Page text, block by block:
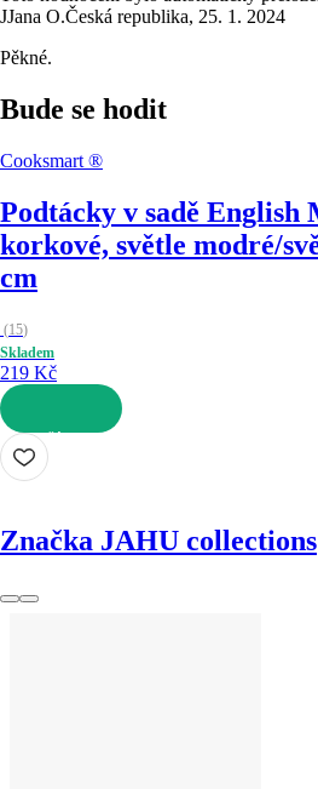
JJana O.Česká republika, 25. 1. 2024
Pěkné.
Bude se hodit
Cooksmart ®
Podtácky v sadě English
korkové, světle modré/
cm
(15)
Skladem
219 Kč
DO KOŠÍKU
Značka JAHU collections